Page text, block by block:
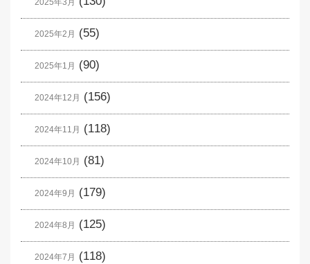
2025年3月
2025年2月 (55)
2025年1月 (90)
2024年12月 (156)
2024年11月 (118)
2024年10月 (81)
2024年9月 (179)
2024年8月 (125)
2024年7月 (118)